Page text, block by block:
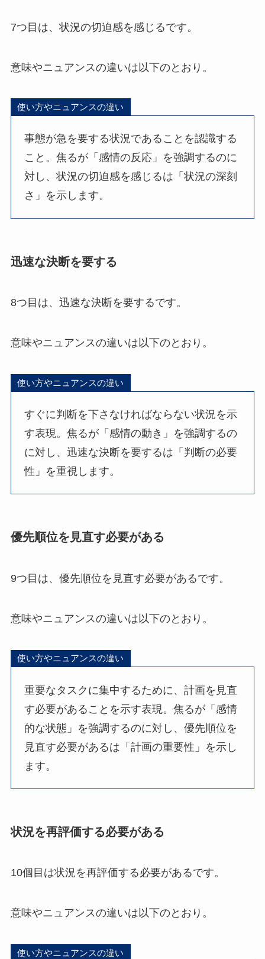
7つ目は、状況の切迫感を感じるです。
意味やニュアンスの違いは以下のとおり。
使い方やニュアンスの違い
事態が急を要する状況であることを認識する
こと。焦るが「感情の反応」を強調するのに
対し、状況の切迫感を感じるは「状況の深刻
さ」を示します。
迅速な決断を要する
8つ目は、迅速な決断を要するです。
意味やニュアンスの違いは以下のとおり。
使い方やニュアンスの違い
すぐに判断を下さなければならない状況を示
す表現。焦るが「感情の動き」を強調するの
に対し、迅速な決断を要するは「判断の必要
性」を重視します。
優先順位を見直す必要がある
9つ目は、優先順位を見直す必要があるです。
意味やニュアンスの違いは以下のとおり。
使い方やニュアンスの違い
重要なタスクに集中するために、計画を見直
す必要があることを示す表現。焦るが「感情
的な状態」を強調するのに対し、優先順位を
見直す必要があるは「計画の重要性」を示し
ます。
状況を再評価する必要がある
10個目は状況を再評価する必要があるです。
意味やニュアンスの違いは以下のとおり。
使い方やニュアンスの違い